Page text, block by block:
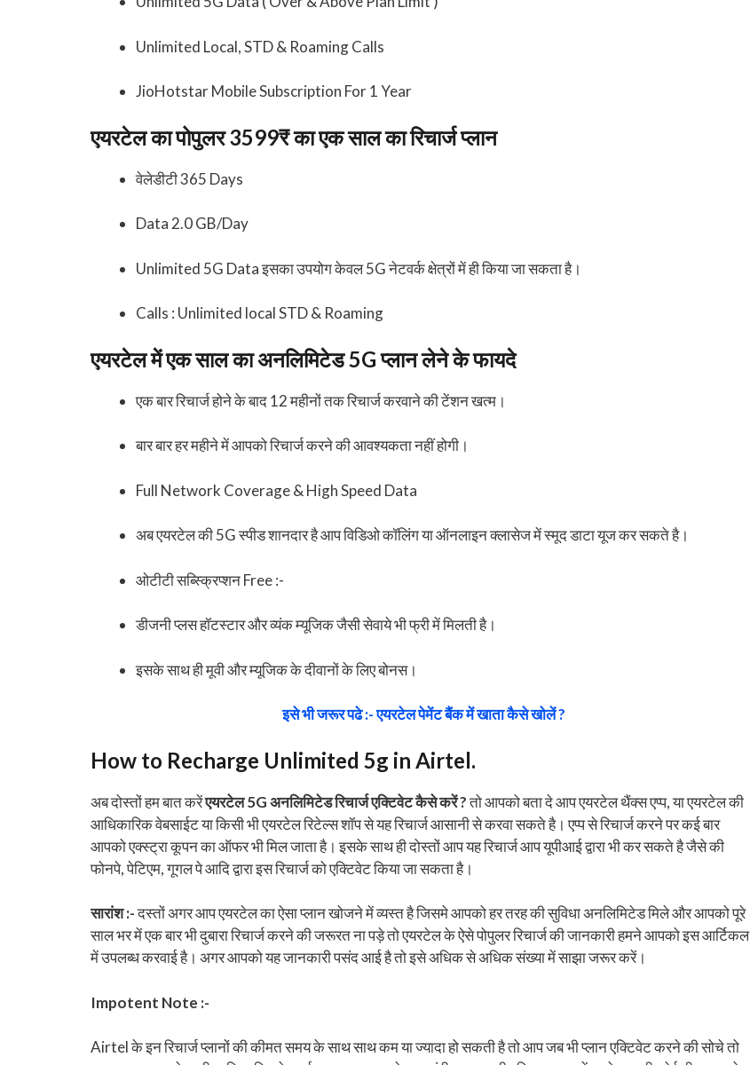
Unlimited Local, STD & Roaming Calls
JioHotstar Mobile Subscription For 1 Year
एयरटेल का पोपुलर 3599₹ का एक साल का रिचार्ज प्लान
वेलेडीटी 365 Days
Data 2.0 GB/Day
Unlimited 5G Data इसका उपयोग केवल 5G नेटवर्क क्षेत्रों में ही किया जा सकता है।
Calls : Unlimited local STD & Roaming
एयरटेल में एक साल का अनलिमिटेड 5G प्लान लेने के फायदे
एक बार रिचार्ज होने के बाद 12 महीनों तक रिचार्ज करवाने की टेंशन खत्म।
बार बार हर महीने में आपको रिचार्ज करने की आवश्यकता नहीं होगी।
Full Network Coverage & High Speed Data
अब एयरटेल की 5G स्पीड शानदार है आप विडिओ कॉलिंग या ऑनलाइन क्लासेज में स्मूद डाटा यूज कर सकते है।
ओटीटी सब्स्क्रिप्शन Free :-
डीजनी प्लस हॉटस्टार और व्यंक म्यूजिक जैसी सेवाये भी फ्री में मिलती है।
इसके साथ ही मूवी और म्यूजिक के दीवानों के लिए बोनस।
इसे भी जरूर पढे :- एयरटेल पेमेंट बैंक में खाता कैसे खोलें ?
How to Recharge Unlimited 5g in Airtel.
अब दोस्तों हम बात करेंएयरटेल 5G अनलिमिटेड रिचार्ज एक्टिवेट कैसे करें ?तो आपको बता दे आप एयरटेल थैंक्स एप्प, या एयरटेल की
आधिकारिक वेबसाईट या किसी भी एयरटेल रिटेल्स शॉप से यह रिचार्ज आसानी से करवा सकते है। एप्प से रिचार्ज करने पर कई बार
आपको एक्स्ट्रा कूपन का ऑफर भी मिल जाता है। इसके साथ ही दोस्तों आप यह रिचार्ज आप यूपीआई द्वारा भी कर सकते है जैसे की
फोनपे, पेटिएम, गूगल पे आदि द्वारा इस रिचार्ज को एक्टिवेट किया जा सकता है।
सारांश :-दस्तों अगर आप एयरटेल का ऐसा प्लान खोजने में व्यस्त है जिसमे आपको हर तरह की सुविधा अनलिमिटेड मिले और आपको पूरे
साल भर में एक बार भी दुबारा रिचार्ज करने की जरूरत ना पड़े तो एयरटेल के ऐसे पोपुलर रिचार्ज की जानकारी हमने आपको इस आर्टिकल
में उपलब्ध करवाई है। अगर आपको यह जानकारी पसंद आई है तो इसे अधिक से अधिक संख्या में साझा जरूर करें।
Impotent Note :-
Airtel के इन रिचार्ज प्लानों की कीमत समय के साथ साथ कम या ज्यादा हो सकती है तो आप जब भी प्लान एक्टिवेट करने की सोचे तो